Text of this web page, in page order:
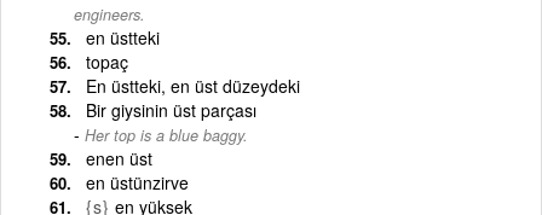
engineers.
en üstteki
topaç
En üstteki, en üst düzeydeki
Bir giysinin üst parçası
Her top is a blue baggy.
enen üst
en üstünzirve
{s} en yüksek